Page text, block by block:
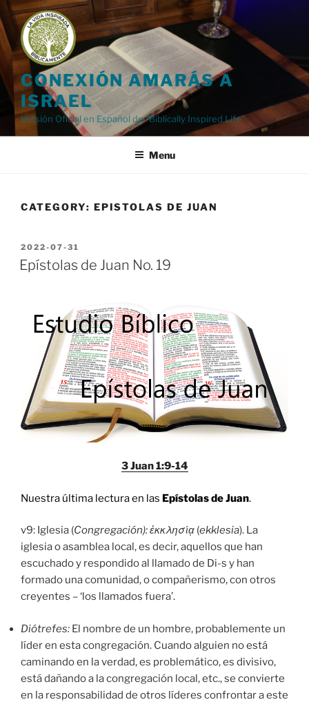
Skip
to
content
CONEXIÓN AMARÁS A
ISRAEL
Versión Oficial en Español de "Biblically Inspired Life"
Menu
CATEGORY: EPISTOLAS DE JUAN
POSTED
ON
2022-07-31
Epístolas de Juan No. 19
3 Juan 1:9-14
Nuestra última lectura en las Epístolas de Juan.
v9: Iglesia (Congregación):ἐκκλησίᾳ (ekklesia). La
iglesia o asamblea local, es decir, aquellos que han
escuchado y respondido al llamado de Di-s y han
formado una comunidad, o compañerismo, con otros
creyentes – ‘los llamados fuera’.
Diótrefes: El nombre de un hombre, probablemente un
líder en esta congregación. Cuando alguien no está
caminando en la verdad, es problemático, es divisivo,
está dañando a la congregación local, etc., se convierte
en la responsabilidad de otros líderes confrontar a este